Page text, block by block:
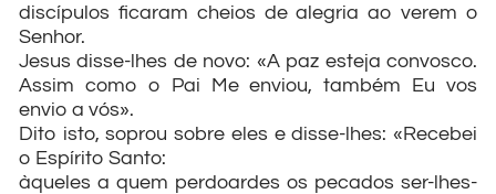
discípulos ficaram cheios de alegria ao verem o
Senhor.
Jesus disse-lhes de novo: «A paz esteja convosco.
Assim como o Pai Me enviou, também Eu vos
envio a vós».
Dito isto, soprou sobre eles e disse-lhes: «Recebei
o Espírito Santo:
àqueles a quem perdoardes os pecados ser-lhes-